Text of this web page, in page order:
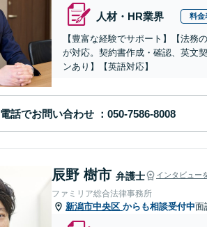
人材・HR業界 料金
【豊富な経験でサポート】【法
が対応。契約書作成・確認、英文
ンあり】【英語対応】
電話でお問い合わせ
辰野 樹市 弁護士 インタビュー
ファミリア総合法律事務所
新潟市中央区 からも相談受付中面